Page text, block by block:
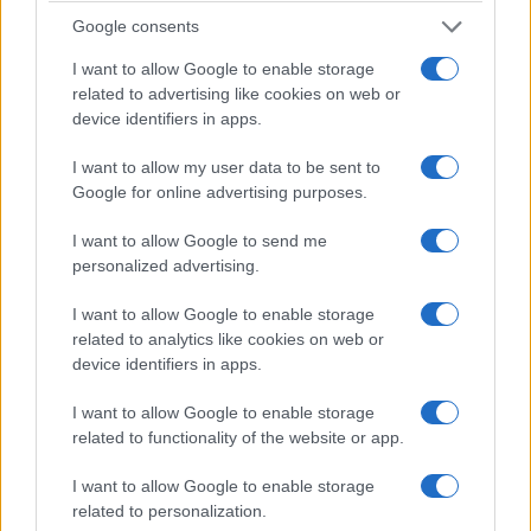
Google consents
I want to allow Google to enable storage
related to advertising like cookies on web or
device identifiers in apps.
I want to allow my user data to be sent to
Google for online advertising purposes.
I want to allow Google to send me
personalized advertising.
I want to allow Google to enable storage
related to analytics like cookies on web or
device identifiers in apps.
I want to allow Google to enable storage
related to functionality of the website or app.
I want to allow Google to enable storage
related to personalization.
Tutto questo a poche settimane dalla scadenza
delle indagini fissata per il prossimo 28
settembre. Ebbene, malgrado stiamo vivendo una
delle estati più torride di sempre, il dibattito che si
continua a dispiegare sulle tv e sui social sta
diventando sempre più incandescente, soprattutto
da parte dei cosiddetti negazionisti, ovvero coloro
i quali, per le più disparate motivazioni personali,
si ostinano ad arrampicarsi sugli specchi per